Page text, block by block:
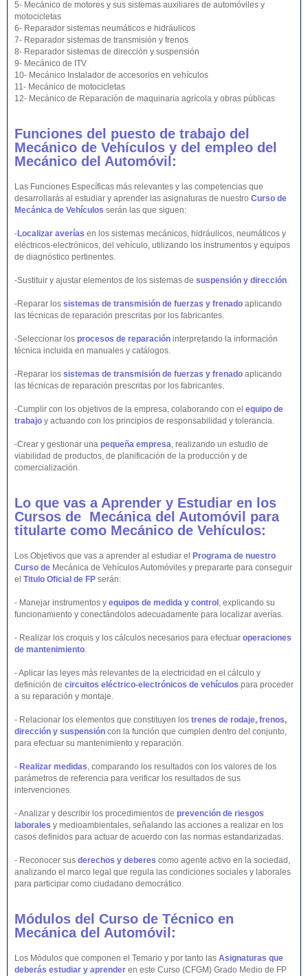
5- Mecánico de motores y sus sistemas auxiliares de automóviles y
motocicletas
6- Reparador sistemas neumáticos e hidráulicos
7- Reparador sistemas de transmisión y frenos
8- Reparador sistemas de dirección y suspensión
9- Mecánico de ITV
10- Mecánico Instalador de accesorios en vehículos
11- Mecánico de motocicletas
12- Mecánico de Reparación de maquinaria agrícola y obras públicas
Funciones del puesto de trabajo del
Mecánico de Vehículos y del empleo del
Mecánico del Automóvil:
Las Funciones Específicas más relevantes y las competencias que
desarrollarás al estudiar y aprender las asignaturas de nuestro Curso de
Mecánica de Vehículos serán las que siguen:
-Localizar averías en los sistemas mecánicos, hidráulicos, neumáticos y
eléctricos-electrónicos, del vehículo, utilizando los instrumentos y equipos
de diagnóstico pertinentes.
-Sustituir y ajustar elementos de los sistemas de suspensión y dirección.
-Reparar los sistemas de transmisión de fuerzas y frenado aplicando
las técnicas de reparación prescritas por los fabricantes.
-Seleccionar los procesos de reparación interpretando la información
técnica incluida en manuales y catálogos.
-Reparar los sistemas de transmisión de fuerzas y frenado aplicando
las técnicas de reparación prescritas por los fabricantes.
-Cumplir con los objetivos de la empresa, colaborando con el equipo de
trabajo y actuando con los principios de responsabilidad y tolerancia.
-Crear y gestionar una pequeña empresa, realizando un estudio de
viabilidad de productos, de planificación de la producción y de
comercialización.
Lo que vas a Aprender y Estudiar en los
Cursos de Mecánica del Automóvil
para
titularte como Mecánico de Vehículos:
Los Objetivos que vas a aprender al estudiar el
Programa de nuestro
Curso de Mecánica de Vehículos Automóviles y prepararte para conseguir
el Titulo Oficial de FP serán:
- Manejar instrumentos y equipos de medida y control , explicando su
funcionamiento y conectándolos adecuadamente para localizar averías.
- Realizar los croquis y los cálculos necesarios para efectuar operaciones
de mantenimiento.
- Aplicar las leyes más relevantes de la electricidad en el cálculo y
definición de circuitos eléctrico-electrónicos de vehículos para proceder
a su reparación y montaje.
- Relacionar los elementos que constituyen los trenes de rodaje, frenos,
dirección y suspensión con la función que cumplen dentro del conjunto,
para efectuar su mantenimiento y reparación.
- Realizar medidas, comparando los resultados con los valores de los
parámetros de referencia para verificar los resultados de sus
intervenciones.
- Analizar y describir los procedimientos de prevención de riesgos
laborales y medioambientales, señalando las acciones a realizar en los
casos definidos para actuar de acuerdo con las normas estandarizadas.
- Reconocer sus derechos y deberes como agente activo en la sociedad,
analizando el marco legal que regula las condiciones sociales y laborales
para participar como ciudadano democrático.
Módulos del Curso de Técnico en
Mecánica del Automóvil:
Los Módulos que componen el Temario y por tanto las Asignaturas que
deberás estudiar y aprender en este Curso (CFGM) Grado Medio de FP